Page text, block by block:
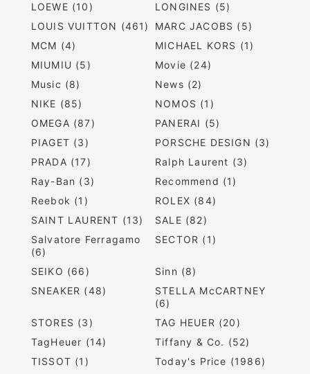
LOEWE (10)
LONGINES (5)
LOUIS VUITTON (461)
MARC JACOBS (5)
MCM (4)
MICHAEL KORS (1)
MIUMIU (5)
Movie (24)
Music (8)
News (2)
NIKE (85)
NOMOS (1)
OMEGA (87)
PANERAI (5)
PIAGET (3)
PORSCHE DESIGN (3)
PRADA (17)
Ralph Laurent (3)
Ray-Ban (3)
Recommend (1)
Reebok (1)
ROLEX (84)
SAINT LAURENT (13)
SALE (82)
Salvatore Ferragamo
(6)
SECTOR (1)
SEIKO (66)
Sinn (8)
SNEAKER (48)
STELLA McCARTNEY
(6)
STORES (3)
TAG HEUER (20)
TagHeuer (14)
Tiffany & Co. (52)
TISSOT (1)
Today's Price (1986)